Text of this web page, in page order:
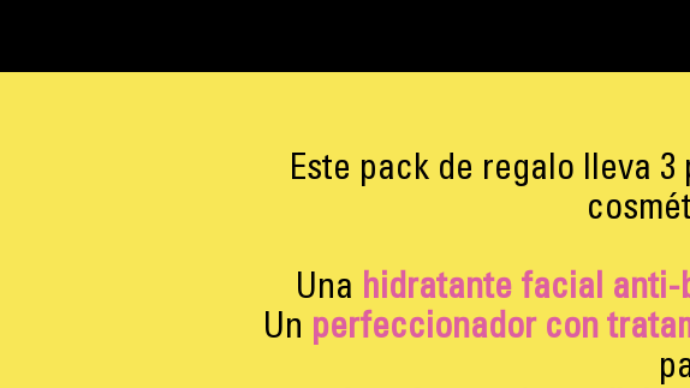
Este pack de regalo lleva
Una hidratante facial anti-
Un perfeccionador con